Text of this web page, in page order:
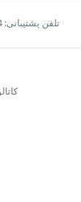
تلفن پشتیبانی: 34124-026